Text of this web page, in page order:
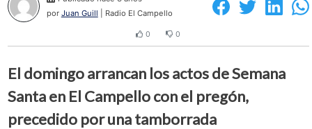
por Juan Guill | Radio El Campello
0 0
El domingo arrancan los actos de Semana
Santa en El Campello con el pregón,
precedido por una tamborrada